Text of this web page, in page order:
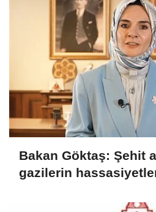
Bakan Göktaş: Şehit
gazilerin